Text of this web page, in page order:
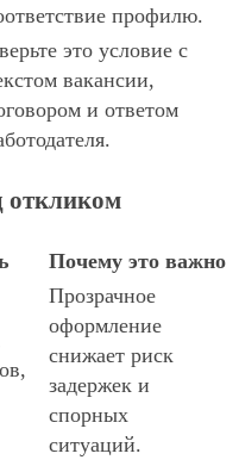
профилю.
это условие с
вакансии,
и ответом
откликом
Почему это важно
Прозрачное
оформление
снижает риск
задержек и
спорных
ситуаций.